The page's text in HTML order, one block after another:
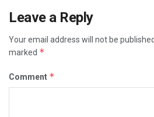
Leave a Reply
Your email address will not be published.
marked *
Comment *